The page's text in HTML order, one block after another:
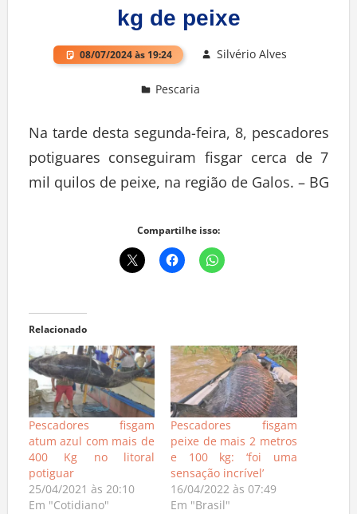
kg de peixe
08/07/2024 às 19:24 Silvério Alves
Pescaria
Na tarde desta segunda-feira, 8, pescadores
potiguares conseguiram fisgar cerca de 7
mil quilos de peixe, na região de Galos. – BG
Compartilhe isso:
Relacionado
Pescadores fisgam
atum azul com mais de
400 Kg no litoral
potiguar
25/04/2021 às 20:10
Em "Cotidiano"
Pescadores fisgam
peixe de mais 2 metros
e 100 kg: ‘foi uma
sensação incrível’
16/04/2022 às 07:49
Em "Brasil"